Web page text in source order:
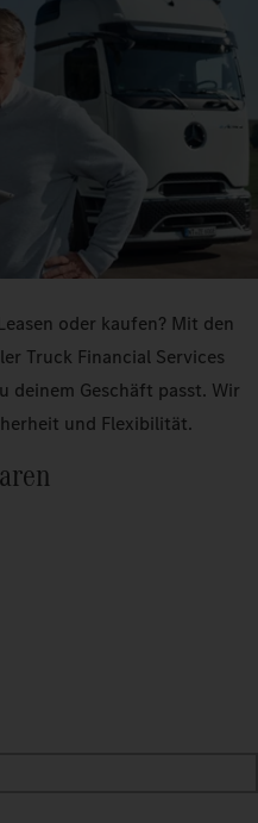
oder kaufen? Mit den
Truck Financial Services
deinem Geschäft passt. Wir
und Flexibilität.